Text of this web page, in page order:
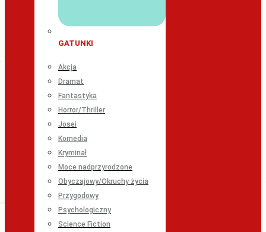
GATUNKI
Akcja
Dramat
Fantastyka
Horror/Thriller
Josei
Komedia
Kryminał
Moce nadprzyrodzone
Obyczajowy/Okruchy życia
Przygodowy
Psychologiczny
Science Fiction